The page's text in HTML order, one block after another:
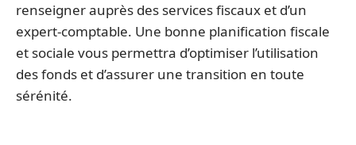
renseigner auprès des services fiscaux et d’un
expert-comptable. Une bonne planification fiscale
et sociale vous permettra d’optimiser l’utilisation
des fonds et d’assurer une transition en toute
sérénité.